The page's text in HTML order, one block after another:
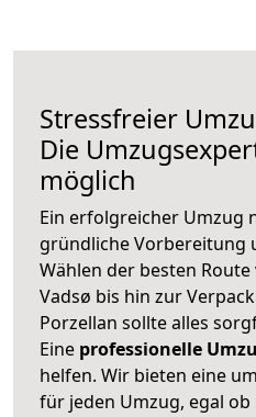
Stressfreier
Die
möglich
Ein erfolgreicher Umzug
gründliche Vorbereitung
Wählen der besten
Vadsø bis hin zur
Porzellan sollte alles
Eine professionelle
helfen. Wir bieten eine
für jeden Umzug, egal